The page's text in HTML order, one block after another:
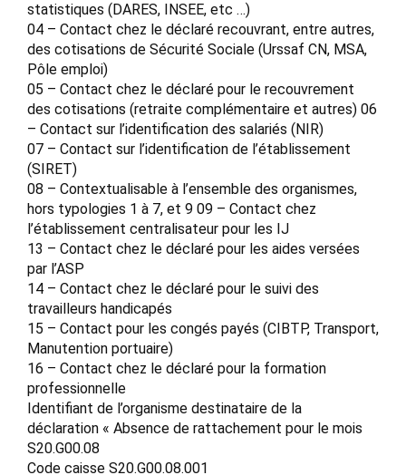
statistiques (DARES, INSEE, etc …)
04 – Contact chez le déclaré recouvrant, entre autres,
des cotisations de Sécurité Sociale (Urssaf CN, MSA,
Pôle emploi)
05 – Contact chez le déclaré pour le recouvrement
des cotisations (retraite complémentaire et autres) 06
– Contact sur l’identification des salariés (NIR)
07 – Contact sur l’identification de l’établissement
(SIRET)
08 – Contextualisable à l’ensemble des organismes,
hors typologies 1 à 7, et 9 09 – Contact chez
l’établissement centralisateur pour les IJ
13 – Contact chez le déclaré pour les aides versées
par l’ASP
14 – Contact chez le déclaré pour le suivi des
travailleurs handicapés
15 – Contact pour les congés payés (CIBTP, Transport,
Manutention portuaire)
16 – Contact chez le déclaré pour la formation
professionnelle
Identifiant de l’organisme destinataire de la
déclaration « Absence de rattachement pour le mois
S20.G00.08
Code caisse S20.G00.08.001